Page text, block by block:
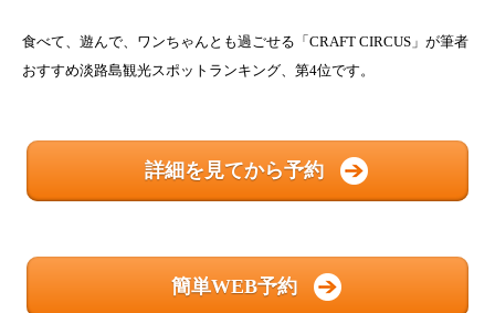
食べて、遊んで、ワンちゃんとも過ごせる「CRAFT CIRCUS」が筆者
おすすめ淡路島観光スポットランキング、第4位です。
詳細を見てから予約
簡単WEB予約